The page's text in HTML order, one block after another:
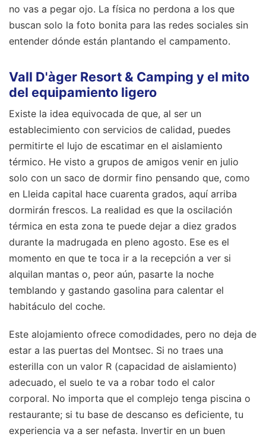
no vas a pegar ojo. La física no perdona a los que
buscan solo la foto bonita para las redes sociales sin
entender dónde están plantando el campamento.
Vall D'àger Resort & Camping y el mito
del equipamiento ligero
Existe la idea equivocada de que, al ser un
establecimiento con servicios de calidad, puedes
permitirte el lujo de escatimar en el aislamiento
térmico. He visto a grupos de amigos venir en julio
solo con un saco de dormir fino pensando que, como
en Lleida capital hace cuarenta grados, aquí arriba
dormirán frescos. La realidad es que la oscilación
térmica en esta zona te puede dejar a diez grados
durante la madrugada en pleno agosto. Ese es el
momento en que te toca ir a la recepción a ver si
alquilan mantas o, peor aún, pasarte la noche
temblando y gastando gasolina para calentar el
habitáculo del coche.
Este alojamiento ofrece comodidades, pero no deja de
estar a las puertas del Montsec. Si no traes una
esterilla con un valor R (capacidad de aislamiento)
adecuado, el suelo te va a robar todo el calor
corporal. No importa que el complejo tenga piscina o
restaurante; si tu base de descanso es deficiente, tu
experiencia va a ser nefasta. Invertir en un buen